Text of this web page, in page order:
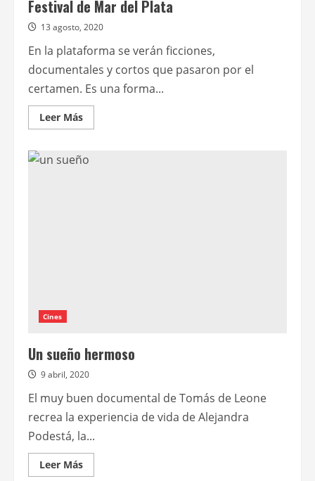
Festival de Mar del Plata
13 agosto, 2020
En la plataforma se verán ficciones,
documentales y cortos que pasaron por el
certamen. Es una forma...
Leer MásLeer
más
Cine.Ar
Play
Cines
Un sueño hermoso
9 abril, 2020
El muy buen documental de Tomás de Leone
recrea la experiencia de vida de Alejandra
Podestá, la...
Leer MásLeer
más